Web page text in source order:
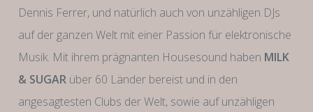
Dennis Ferrer, und natürlich auch von unzähligen DJs
auf der ganzen Welt mit einer Passion für elektronische
Musik. Mit ihrem prägnanten Housesound haben MILK
& SUGAR über 60 Länder bereist und in den
angesagtesten Clubs der Welt, sowie auf unzähligen